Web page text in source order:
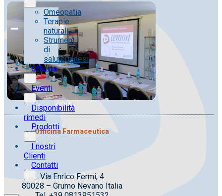
Omeopatia
Terapie
naturali
Strumenti
di
salutogenesi
Officina
Eventi
Disponibilità
rimedi
Prodotti
I nostri
Clienti
Contatti
Officina Farmaceutica
Via Enrico Fermi, 4
80028 – Grumo Nevano Italia